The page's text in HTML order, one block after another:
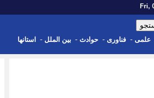
علمی - فناوری - حوادث - بین الملل - استانها